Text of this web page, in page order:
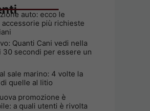
auto: ecco le
accessorie più richieste
Quanti Cani vedi nella
30 secondi per essere un
sale marino: 4 volte la
quelle al litio
promozione è
a quali utenti è rivolta